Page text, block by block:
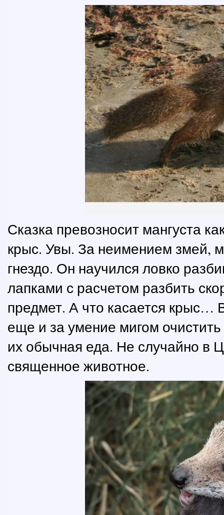
Сказка превозносит мангуста
крыс. Увы. За неимением змей,
гнездо. Он научился ловко
лапками с расчетом разбить
предмет. А что касается крыс…
еще и за умение мигом
их обычная еда. Не случайно в
священное животное.